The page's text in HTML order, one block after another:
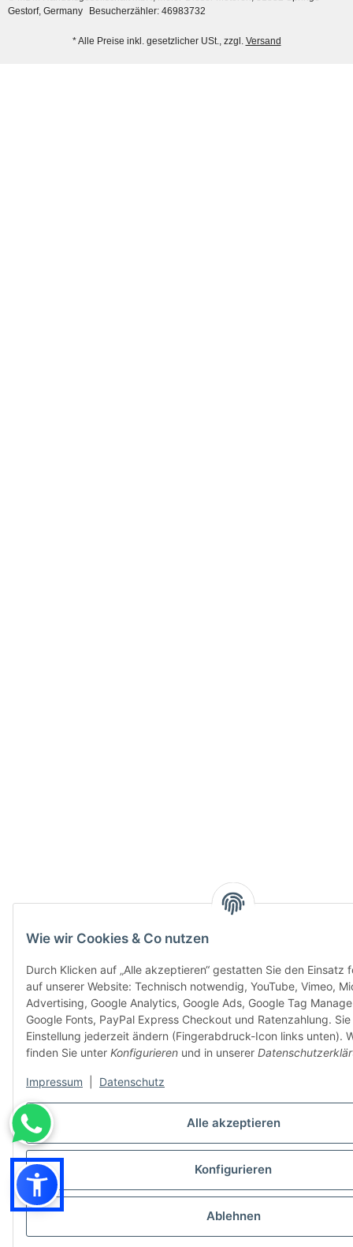
Alle akzeptieren
Konfigurieren
Ablehnen
Wie wir Cookies & Co nutzen
Durch Klicken auf „Alle akzeptieren“ gestatten Sie den Einsatz
auf unserer Website: Technisch notwendig, YouTube, Vimeo,
Advertising, Google Analytics, Google Ads, Google Tag
Google Fonts, PayPal Express Checkout und Ratenzahlung.
Einstellung jederzeit ändern (Fingerabdruck-Icon links unten).
finden Sie unter Konfigurieren und in unserer
Impressum Datenschutz
Gestorf, Germany
Besucherzähler: 46983732
* Alle Preise inkl. gesetzlicher USt., zzgl. Versand